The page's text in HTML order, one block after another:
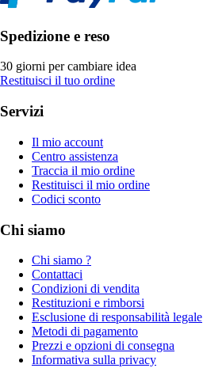
Spedizione e reso
30 giorni per cambiare idea
Restituisci il tuo ordine
Servizi
Il mio account
Centro assistenza
Traccia il mio ordine
Restituisci il mio ordine
Codici sconto
Chi siamo
Chi siamo ?
Contattaci
Condizioni di vendita
Restituzioni e rimborsi
Esclusione di responsabilità legale
Metodi di pagamento
Prezzi e opzioni di consegna
Informativa sulla privacy